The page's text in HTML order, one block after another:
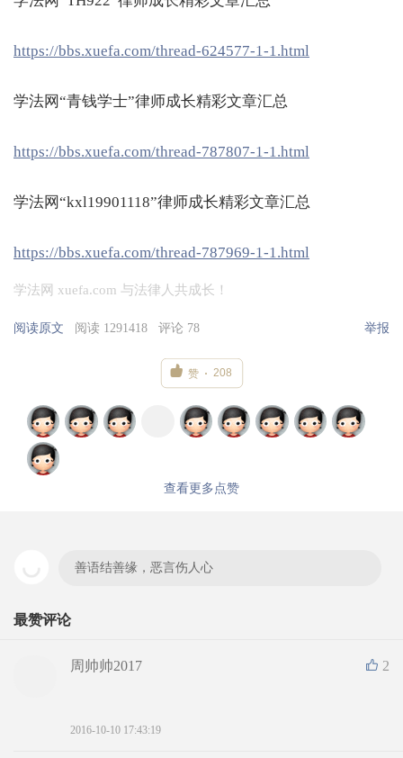
https://bbs.xuefa.com/thread-624577-1-1.html
学法网“青钱学士”律师成长精彩文章汇总
https://bbs.xuefa.com/thread-787807-1-1.html
学法网“kxl19901118”律师成长精彩文章汇总
https://bbs.xuefa.com/thread-787969-1-1.html
学法网 xuefa.com 与法律人共成长！
阅读原文 阅读 1291418 评论 78 举报
 赞 208
查看更多点赞
善语结善缘，恶言伤人心
最赞评论
2
周帅帅2017
2016-10-10 17:43:19